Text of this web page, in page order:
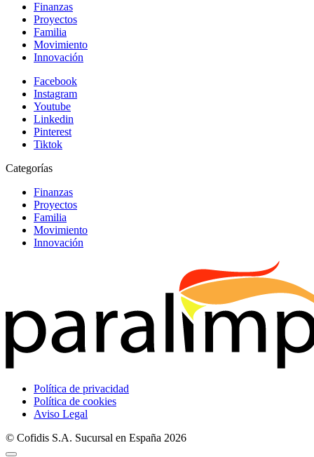
Finanzas
Proyectos
Familia
Movimiento
Innovación
Facebook
Instagram
Youtube
Linkedin
Pinterest
Tiktok
Categorías
Finanzas
Proyectos
Familia
Movimiento
Innovación
Política de privacidad
Política de cookies
Aviso Legal
© Cofidis S.A. Sucursal en España 2026